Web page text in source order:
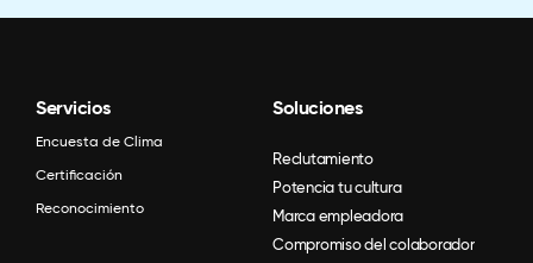
Servicios
Encuesta de Clima
Certificación
Reconocimiento
Soluciones
Reclutamiento
Potencia tu cultura
Marca empleadora
Compromiso del colaborador